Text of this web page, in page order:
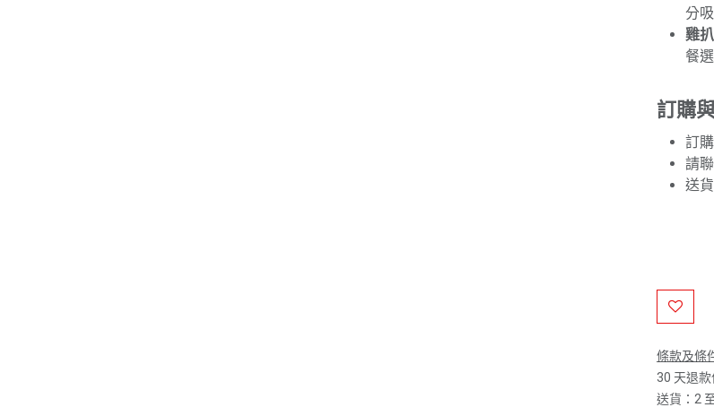
分
雞
餐
訂購
訂
請
送
條款及條
30 天退
送貨：2